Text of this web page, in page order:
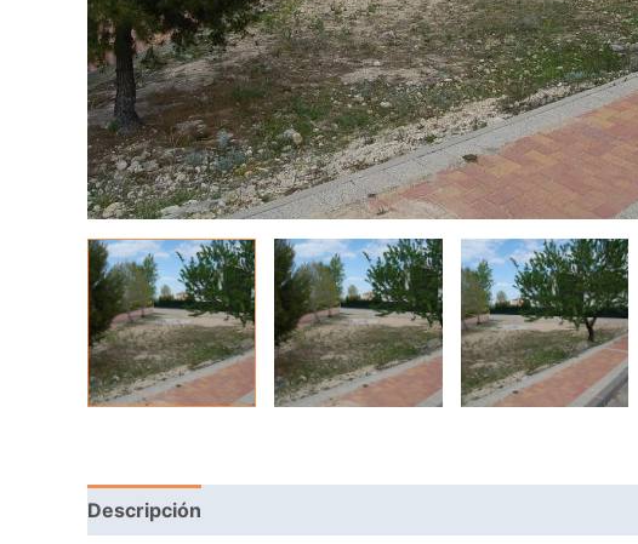
Descripción